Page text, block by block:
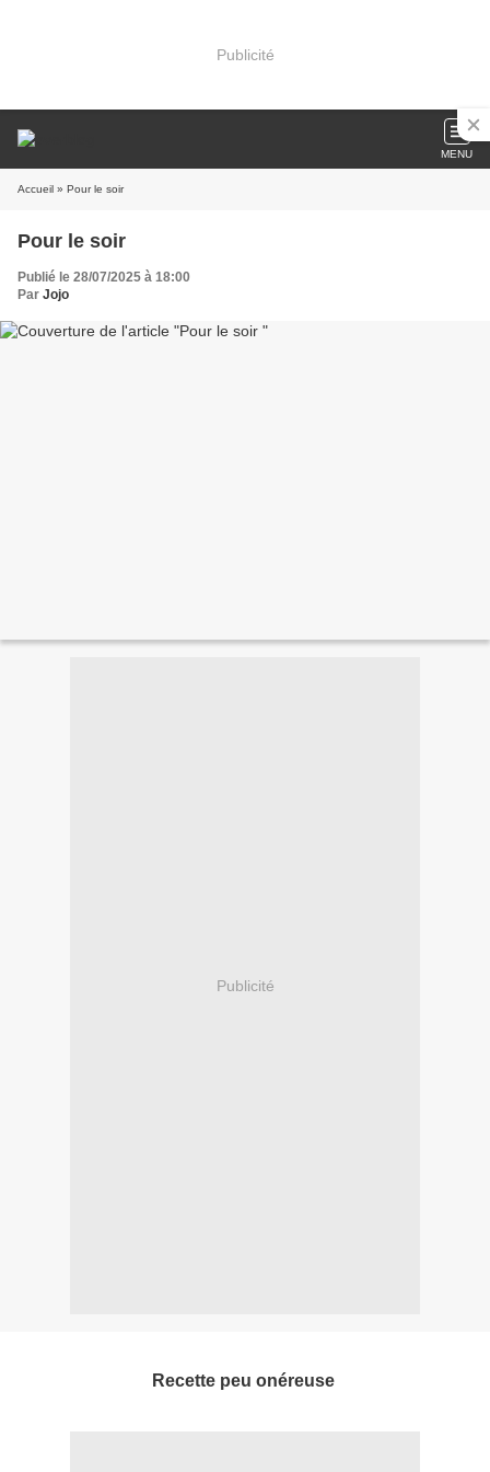
Publicité
MENU
Accueil » Pour le soir
Pour le soir
Publié le 28/07/2025 à 18:00
Par Jojo
Publicité
Recette peu onéreuse